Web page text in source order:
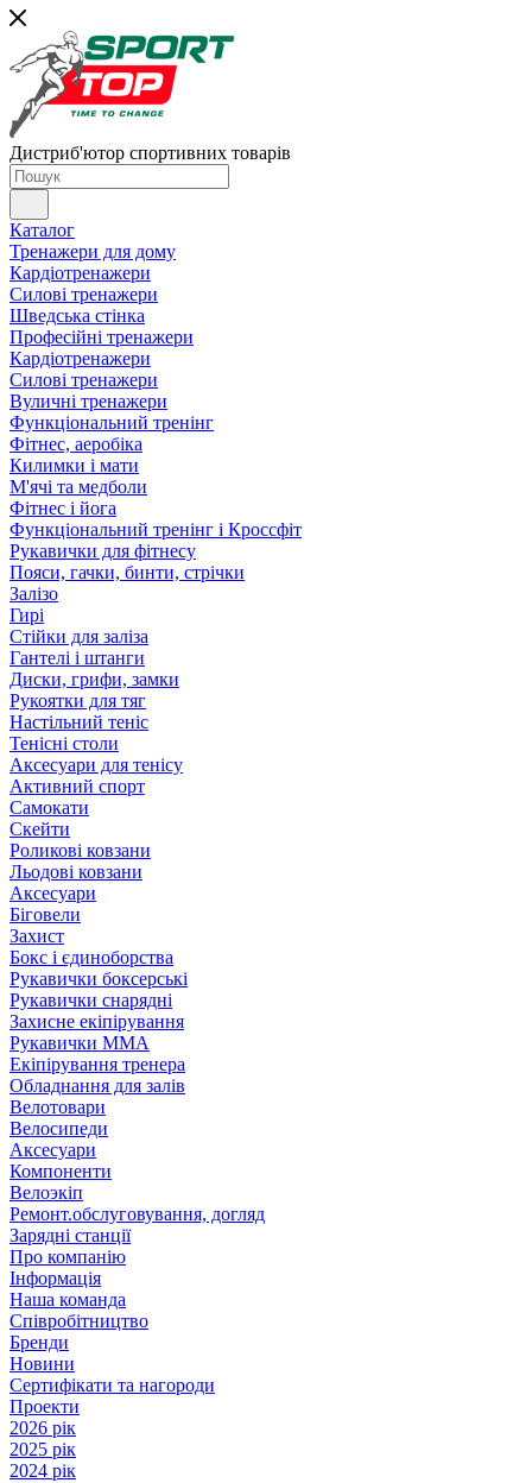
Дистриб'ютор спортивних товарів
Каталог
Тренажери для дому
Кардіотренажери
Силові тренажери
Шведська стінка
Професійні тренажери
Кардіотренажери
Силові тренажери
Вуличні тренажери
Функціональний тренінг
Фітнес, аеробіка
Килимки і мати
М'ячі та медболи
Фітнес і йога
Функціональний тренінг і Кроссфіт
Рукавички для фітнесу
Пояси, гачки, бинти, стрічки
Залізо
Гирі
Стійки для заліза
Гантелі і штанги
Диски, грифи, замки
Рукоятки для тяг
Настільний теніс
Тенісні столи
Аксесуари для тенісу
Активний спорт
Самокати
Скейти
Роликові ковзани
Льодові ковзани
Аксесуари
Біговели
Захист
Бокс і єдиноборства
Рукавички боксерські
Рукавички снарядні
Захисне екіпірування
Рукавички ММА
Екіпірування тренера
Обладнання для залів
Велотовари
Велосипеди
Аксесуари
Компоненти
Велоэкіп
Ремонт.обслуговування, догляд
Зарядні станції
Про компанію
Інформація
Наша команда
Співробітництво
Бренди
Новини
Сертифікати та нагороди
Проекти
2026 рік
2025 рік
2024 рік